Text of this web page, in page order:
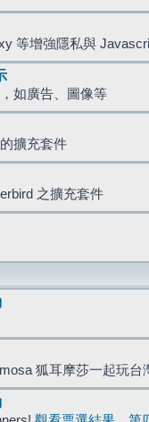
等增強隱私與
如廣告、圖像等
擴充套件
之擴充套件
狐耳摩莎一起玩台